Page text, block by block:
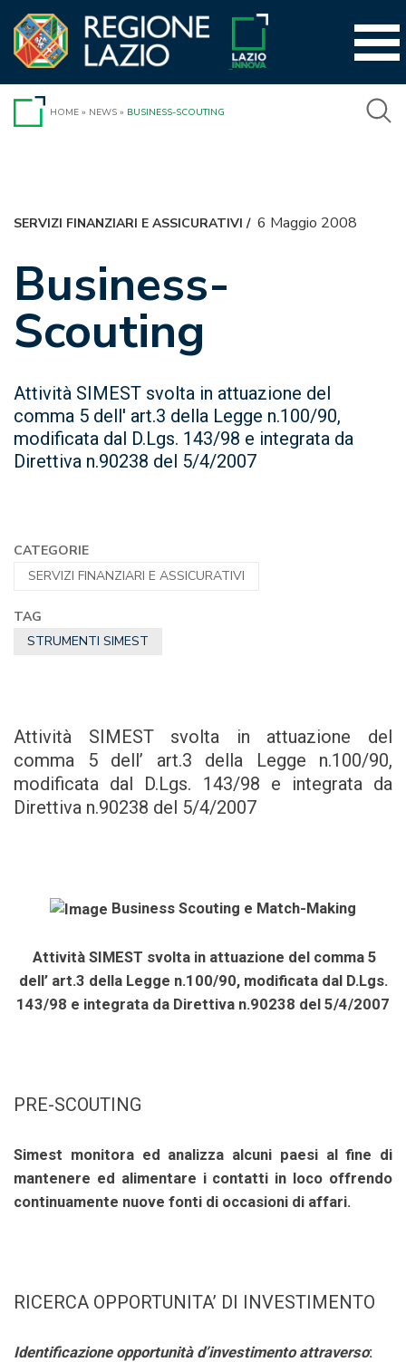
contenuto
HOME » NEWS » BUSINESS-SCOUTING
SERVIZI FINANZIARI E ASSICURATIVI / 6 Maggio 2008
Business-
Scouting
Attività SIMEST svolta in attuazione del
comma 5 dell' art.3 della Legge n.100/90,
modificata dal D.Lgs. 143/98 e integrata da
Direttiva n.90238 del 5/4/2007
CATEGORIE
SERVIZI FINANZIARI E ASSICURATIVI
TAG
STRUMENTI SIMEST
Attività SIMEST svolta in attuazione del
comma 5 dell’ art.3 della Legge n.100/90,
modificata dal D.Lgs. 143/98 e integrata da
Direttiva n.90238 del 5/4/2007
Business Scouting e Match-Making
Attività SIMEST svolta in attuazione del comma 5
dell’ art.3 della Legge n.100/90, modificata dal D.Lgs.
143/98 e integrata da Direttiva n.90238 del 5/4/2007
PRE-SCOUTING
Simest monitora ed analizza alcuni paesi al fine di
mantenere ed alimentare i contatti in loco offrendo
continuamente nuove fonti di occasioni di affari.
RICERCA OPPORTUNITA’ DI INVESTIMENTO
Identificazione opportunità d’investimento attraverso: